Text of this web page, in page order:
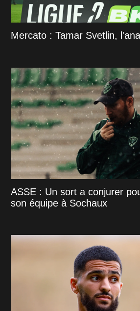
Mercato : Tamar Svetlin,
ASSE : Un sort a conjurer
son équipe à Sochaux